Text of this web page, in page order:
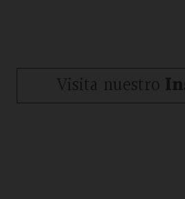
Visita nuestro